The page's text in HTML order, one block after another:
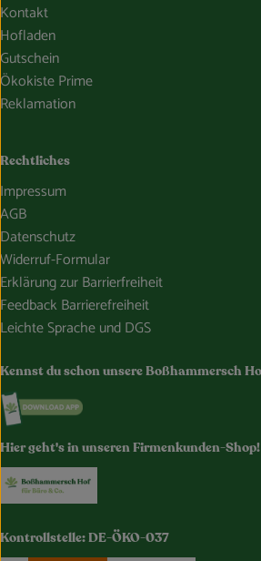
Kontakt
Hofladen
Gutschein
Ökokiste Prime
Reklamation
Rechtliches
Impressum
AGB
Datenschutz
Widerruf-Formular
Erklärung zur Barrierfreiheit
Feedback Barrierefreiheit
Leichte Sprache und DGS
Kennst du schon unsere Boßhammersch
Externer Link zu https://
Hier geht's in unseren Firmenkunden-Shop!
Kontrollstelle: DE-ÖKO-037